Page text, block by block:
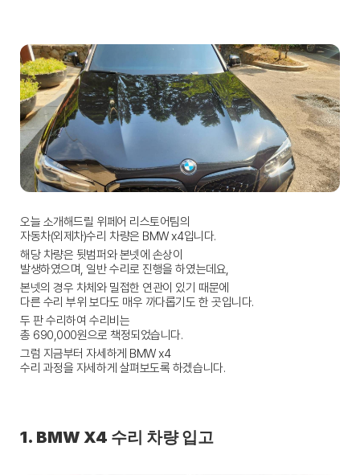
오늘 소개해드릴 위페어 리스토어팀의
자동차(외제차)수리 차량은 BMW x4입니다.
해당 차량은 뒷범퍼와 본넷에 손상이
발생하였으며, 일반 수리로 진행을 하였는데요,
본넷의 경우 차체와 밀접한 연관이 있기 때문에
다른 수리 부위 보다도 매우 까다롭기도 한 곳입니다.
두 판 수리하여 수리비는
총 690,000원으로 책정되었습니다.
그럼 지금부터 자세하게 BMW x4
수리 과정을 자세하게 살펴보도록 하겠습니다.
1. BMW X4 수리 차량 입고